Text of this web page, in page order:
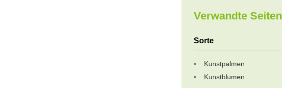
Verwandte Seiten
Sorte
Kunstpalmen
Kunstblumen